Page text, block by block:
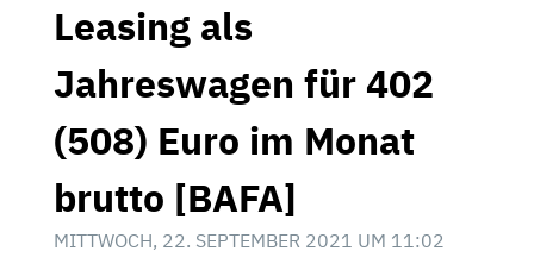
Leasing als
Jahreswagen für 402
(508) Euro im Monat
brutto [BAFA]
MITTWOCH, 22. SEPTEMBER 2021 UM 11:02